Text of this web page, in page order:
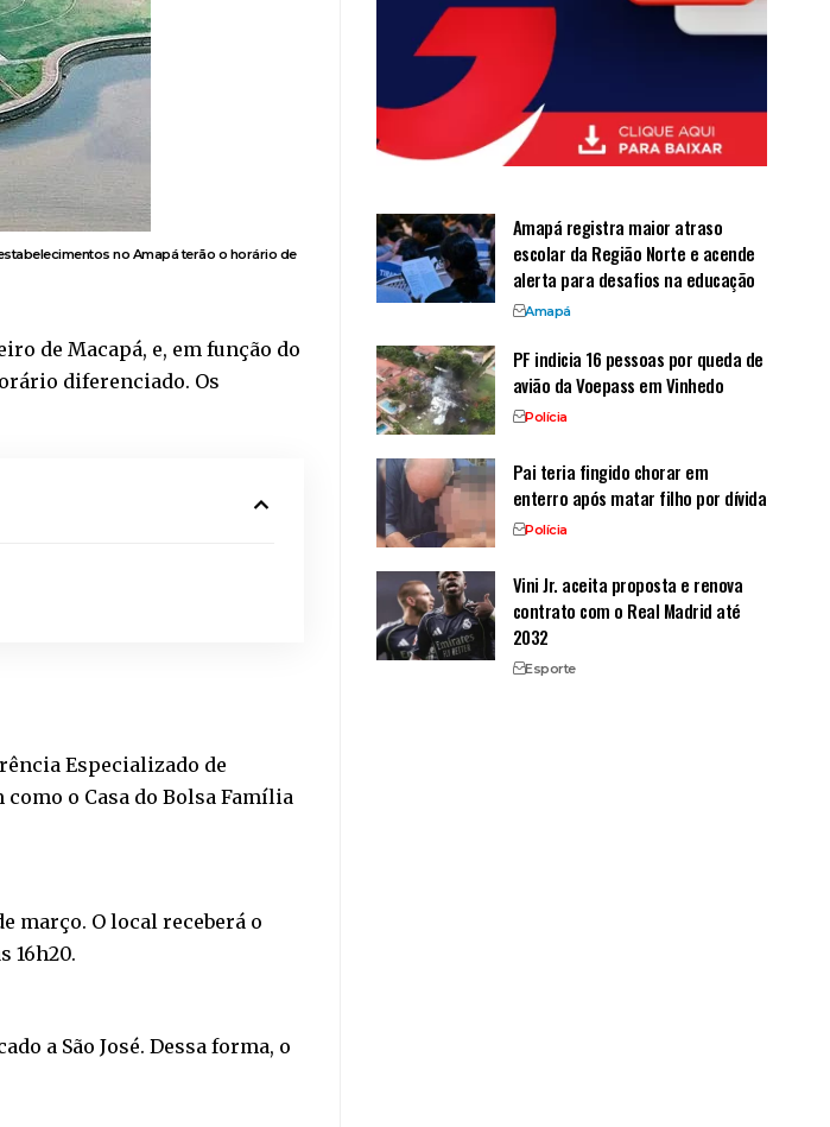
no Amapá terão o horário de
de Macapá, e, em função do
diferenciado. Os
Especializado de
o Casa do Bolsa Família
março. O local receberá o
16h20.
a São José. Dessa forma, o
Amapá registra maior atraso
escolar da Região Norte e acende
alerta para desafios na educação
Amapá
PF indicia 16 pessoas por queda de
avião da Voepass em Vinhedo
Polícia
Pai teria fingido chorar em
enterro após matar filho por dívida
Polícia
Vini Jr. aceita proposta e renova
contrato com o Real Madrid até
2032
Esporte